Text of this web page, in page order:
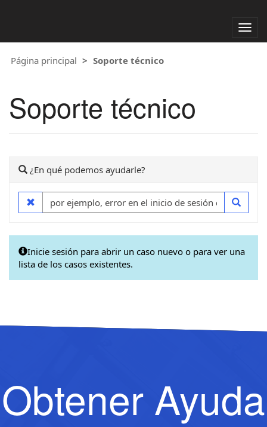
Página principal
Soporte técnico
Soporte técnico
¿En qué podemos ayudarle?
Inicie sesión para abrir un caso nuevo o para ver una
lista de los casos existentes.
Obtener Ayuda